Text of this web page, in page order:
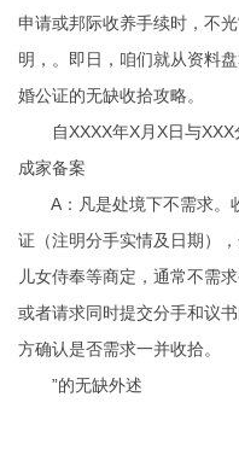
申请或邦际收养手续时，不
明，。即日，咱们就从资料
婚公证的无缺收拾攻略。
自XXXX年X月X日与XXX
成家备案
A：凡是处境下不需求。
证（注明分手实情及日期）
儿女侍奉等商定，通常不需
或者请求同时提交分手和议
方确认是否需求一并收拾。
”的无缺外述